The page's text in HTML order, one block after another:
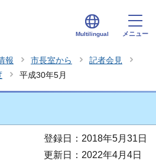
Multilingual メニュー
報 市長室から
記者会見
平成30年5月
登録日：2018年5月31日
更新日：2022年4月4日